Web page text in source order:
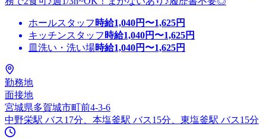
ホールスタッフ 時給1,040円〜1,625円
キッチンスタッフ 時給1,040円〜1,625円
皿洗い・洗い場時給1,040円〜1,625円
勤務地
面接地
宮城県多賀城市町前4-3-6
中野栄駅 バス17分、本塩釜駅 バス15分、東塩釜駅 バス15分